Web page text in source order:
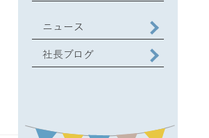
ニュース
社長ブログ